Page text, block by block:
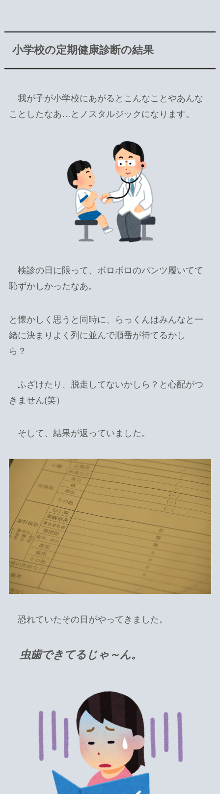
小学校の定期健康診断の結果
我が子が小学校にあがるとこんなことやあんな
ことしたなあ…とノスタルジックになります。
検診の日に限って、ボロボロのパンツ履いてて
恥ずかしかったなあ。
と懐かしく思うと同時に、らっくんはみんなと一
緒に決まりよく列に並んで順番が待てるかし
ら？
ふざけたり、脱走してないかしら？と心配がつ
きません(笑）
そして、結果が返っていました。
恐れていたその日がやってきました。
虫歯できてるじゃ～ん。